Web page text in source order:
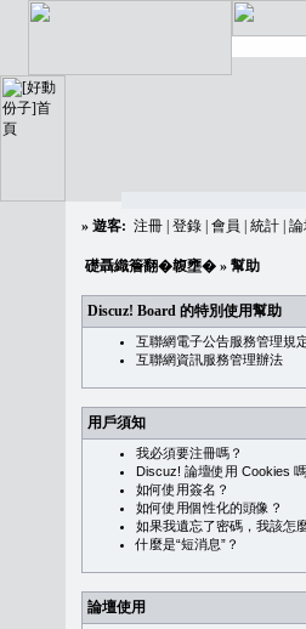
» 遊客: 注冊 登錄 會員 統計
礎聶織簷翻�䪖壅� » 幫助
Discuz! Board 的特別使用幫助
互聯網電子公告服務管理規
互聯網資訊服務管理辦法
用戶須知
我必須要注冊嗎？
Discuz! 論壇使用 Cookies 嗎
如何使用簽名？
如何使用個性化的頭像？
如果我遺忘了密碼，我該怎
什麼是“短消息”？
論壇使用